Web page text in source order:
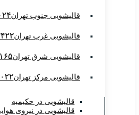
قالیشویی جنوب تهران
قالیشویی غرب تهران
قالیشویی شرق تهران
قالیشویی مرکز تهران
قالیشویی در حکیمیه
قالیشویی در نیروی